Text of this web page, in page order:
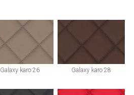
Galaxy karo 26 Galaxy karo 28